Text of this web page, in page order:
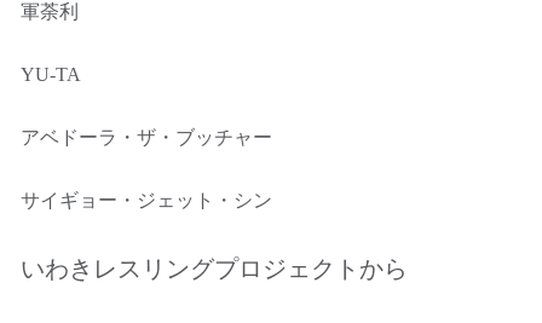
軍荼利
YU-TA
アベドーラ・ザ・ブッチャー
サイギョー・ジェット・シン
いわきレスリングプロジェクトから